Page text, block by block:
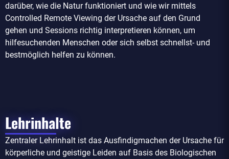
darüber, wie die Natur funktioniert und wie wir mittels
Controlled Remote Viewing der Ursache auf den Grund
gehen und Sessions richtig interpretieren können, um
hilfesuchenden Menschen oder sich selbst schnellst- und
bestmöglich helfen zu können.
Lehrinhalte​
Zentraler Lehrinhalt ist das Ausfindigmachen der Ursache für
körperliche und geistige Leiden auf Basis des Biologischen